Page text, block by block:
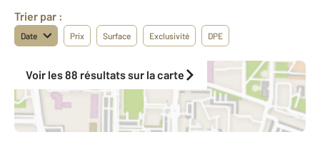
Trier par :
Date Prix Surface Exclusivité DPE
Voir les 88 résultats sur la carte